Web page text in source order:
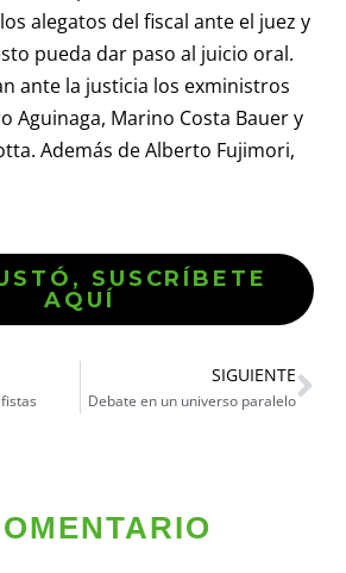
alegatos del fiscal ante el juez y
pueda dar paso al juicio oral.
ante la justicia los exministros
Aguinaga, Marino Costa Bauer y
Además de Alberto Fujimori,
SUSCRÍBETE
AQUÍ
SIGUIENTE
Debate en un universo paralelo